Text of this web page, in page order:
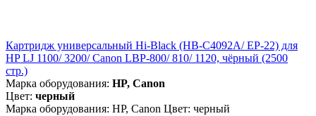
Картридж универсальный Hi-Black (HB-C4092A/ EP-22) для
HP LJ 1100/ 3200/ Canon LBP-800/ 810/ 1120, чёрный (2500
стр.)
Марка оборудования: HP, Canon
Цвет: черный
Марка оборудования: HP, Canon Цвет: черный